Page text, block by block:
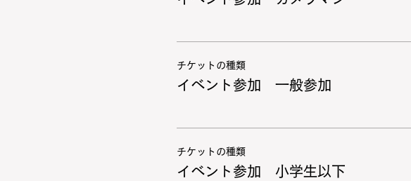
チケットの種類
イベント参加 一般参加
チケットの種類
イベント参加 小学生以下